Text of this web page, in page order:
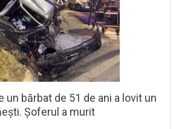
un bărbat de 51 de ani a lovit un
Șoferul a murit